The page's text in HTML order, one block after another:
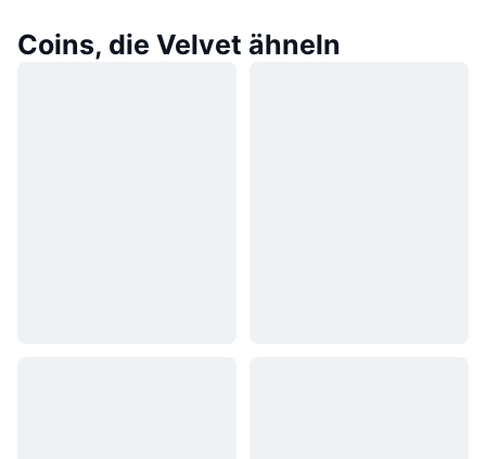
Coins, die Velvet ähneln